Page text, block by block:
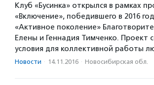
Клуб «Бусинка» открылся в рамках
«Включение», победившего в 2016
«Активное поколение»
Елены и Геннадия Тимченко. Проект
условия для коллективной работы
Новости · 14.11.2016 · Новосибирская обл.